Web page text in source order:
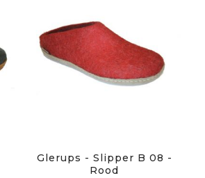
Glerups - Slipper B 08 -
Rood